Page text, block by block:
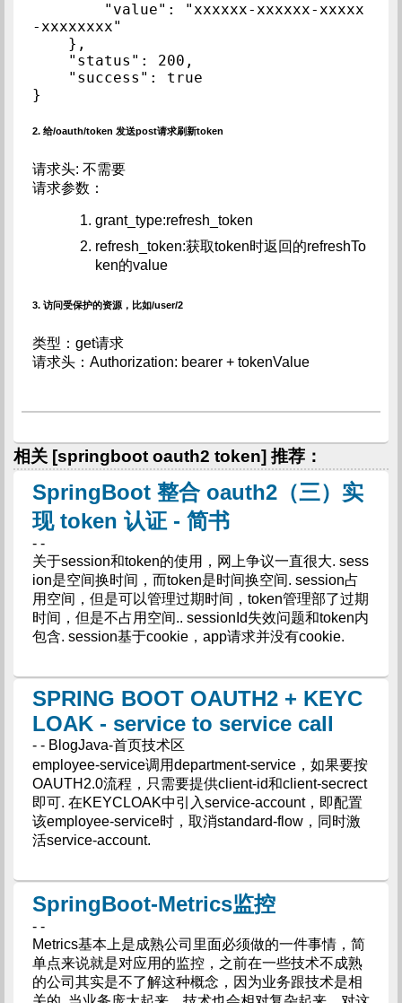
-xxxxxxxx"
}
2. 给/oauth/token 发送post请求刷新token
请求头: 不需要
请求参数：
grant_type:refresh_token
refresh_token:获取token时返回的refreshTo
ken的value
3. 访问受保护的资源，比如/user/2
类型：get请求
请求头：Authorization: bearer + tokenValue
相关 [springboot oauth2 token] 推荐：
SpringBoot 整合 oauth2（三）实
现 token 认证 - 简书
- -
关于session和token的使用，网上争议一直很大. sess
ion是空间换时间，而token是时间换空间. session占
用空间，但是可以管理过期时间，token管理部了过期
时间，但是不占用空间.. sessionId失效问题和token内
包含. session基于cookie，app请求并没有cookie.
SPRING BOOT OAUTH2 + KEYC
LOAK - service to service call
- - BlogJava-首页技术区
employee-service调用department-service，如果要按
OAUTH2.0流程，只需要提供client-id和client-secrect
即可. 在KEYCLOAK中引入service-account，即配置
该employee-service时，取消standard-flow，同时激
活service-account.
SpringBoot-Metrics监控
- -
Metrics基本上是成熟公司里面必须做的一件事情，简
单点来说就是对应用的监控，之前在一些技术不成熟
的公司其实是不了解这种概念，因为业务跟技术是相